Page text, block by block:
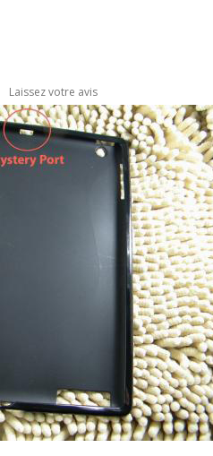
Laissez votre avis